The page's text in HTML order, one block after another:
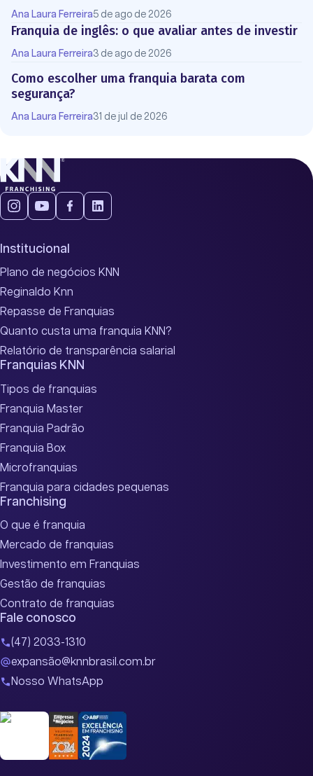
Ana Laura Ferreira5 de ago de 2026
Franquia de inglês: o que avaliar antes de investir
Ana Laura Ferreira3 de ago de 2026
Como escolher uma franquia barata com
segurança?
Ana Laura Ferreira31 de jul de 2026
Institucional
Plano de negócios KNN
Reginaldo Knn
Repasse de Franquias
Quanto custa uma franquia KNN?
Relatório de transparência salarial
Franquias KNN
Tipos de franquias
Franquia Master
Franquia Padrão
Franquia Box
Microfranquias
Franquia para cidades pequenas
Franchising
O que é franquia
Mercado de franquias
Investimento em Franquias
Gestão de franquias
Contrato de franquias
Fale conosco
(47) 2033-1310
expansão@knnbrasil.com.br
Nosso WhatsApp